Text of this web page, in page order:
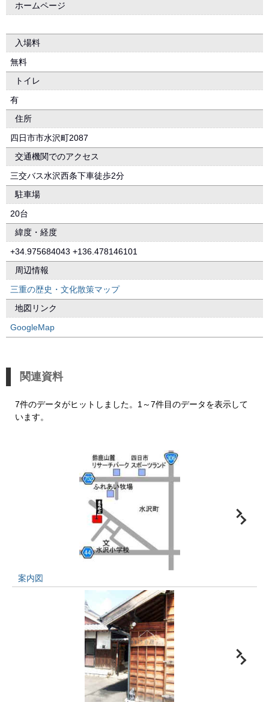
ホームページ
入場料
無料
トイレ
有
住所
四日市市水沢町2087
交通機関でのアクセス
三交バス水沢西条下車徒歩2分
駐車場
20台
緯度・経度
+34.975684043 +136.478146101
周辺情報
三重の歴史・文化散策マップ
地図リンク
GoogleMap
関連資料
7件のデータがヒットしました。1～7件目のデータを表示して
います。
案内図